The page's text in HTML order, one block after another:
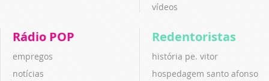
vídeos
Rádio POP
empregos
notícias
Redentoristas
história pe. vitor
hospedagem santo afonso